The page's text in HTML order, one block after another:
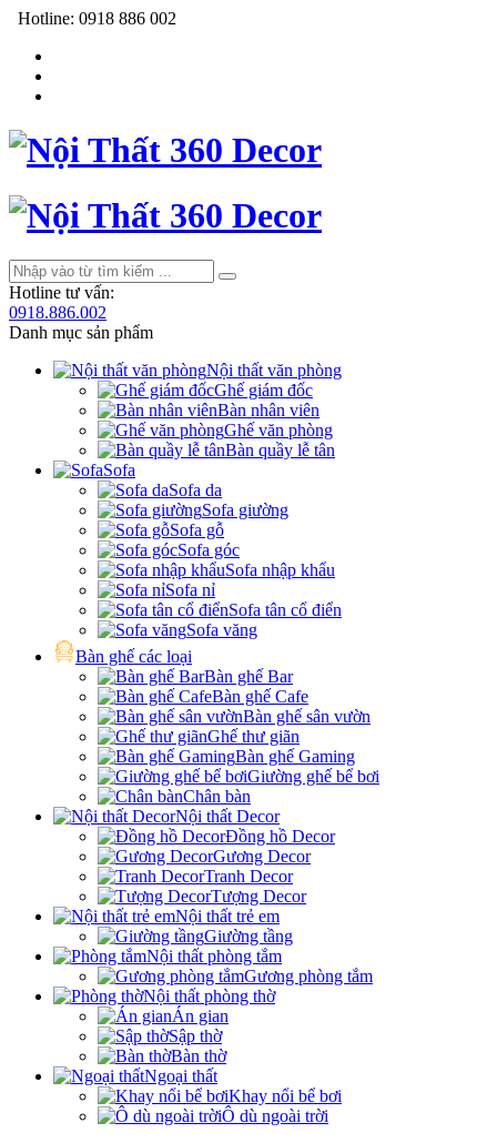
Hotline: 0918 886 002
Hotline tư vấn:
0918.886.002
Danh mục sản phẩm
Nội thất văn phòng
Ghế giám đốc
Bàn nhân viên
Ghế văn phòng
Bàn quầy lễ tân
Sofa
Sofa da
Sofa giường
Sofa gỗ
Sofa góc
Sofa nhập khẩu
Sofa nỉ
Sofa tân cổ điển
Sofa văng
Bàn ghế các loại
Bàn ghế Bar
Bàn ghế Cafe
Bàn ghế sân vườn
Ghế thư giãn
Bàn ghế Gaming
Giường ghế bể bơi
Chân bàn
Nội thất Decor
Đồng hồ Decor
Gương Decor
Tranh Decor
Tượng Decor
Nội thất trẻ em
Giường tầng
Nội thất phòng tắm
Gương phòng tắm
Nội thất phòng thờ
Án gian
Sập thờ
Bàn thờ
Ngoại thất
Khay nổi bể bơi
Ô dù ngoài trời